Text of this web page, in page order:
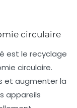
circulaire
est le recyclage
circulaire.
et augmenter la
appareils